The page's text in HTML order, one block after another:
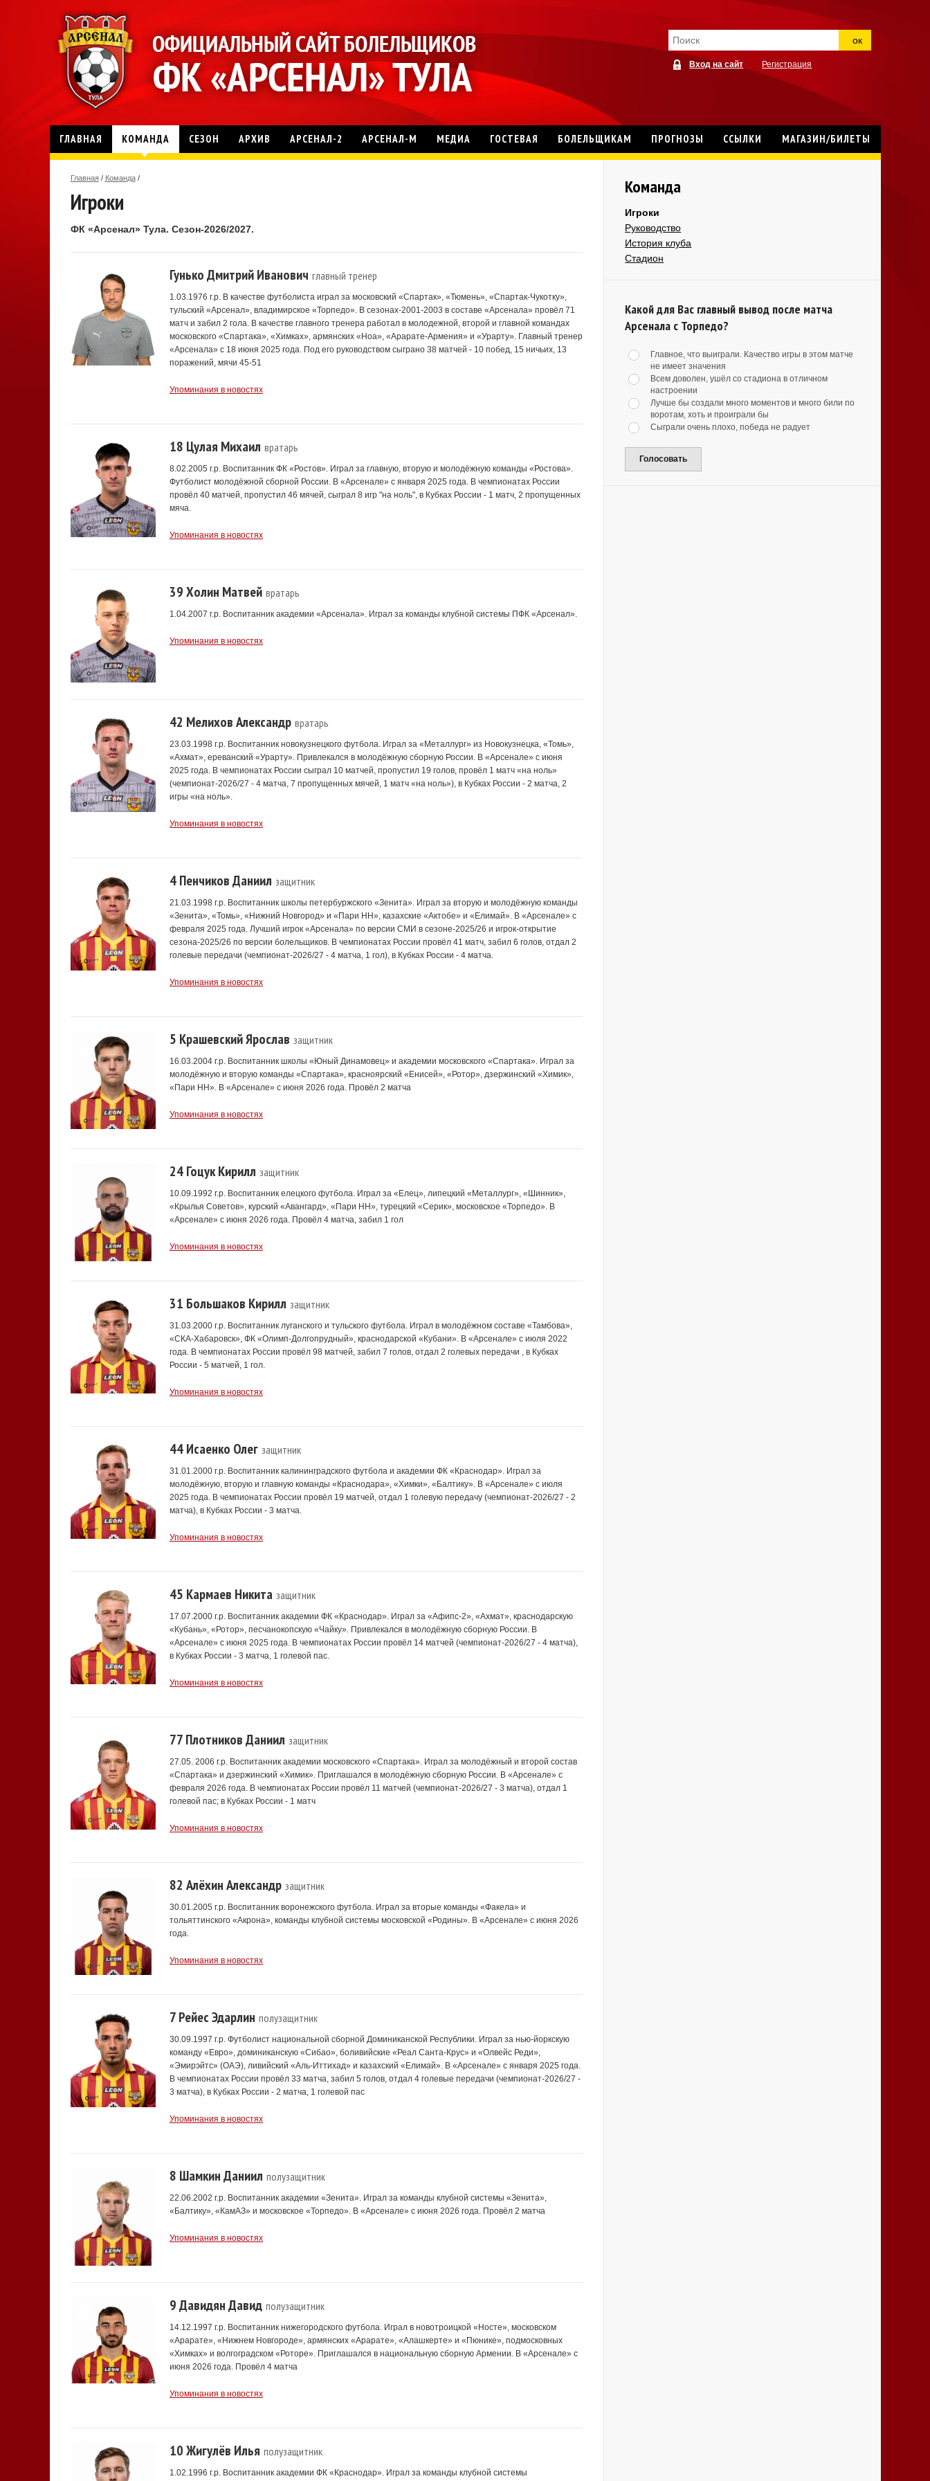
ок
Вход на сайт Регистрация
ГЛАВНАЯ КОМАНДА СЕЗОН АРХИВ АРСЕНАЛ-2 АРСЕНАЛ-М МЕДИА ГОСТЕВАЯ БОЛЕЛЬЩИКАМ ПРОГНОЗЫ ССЫЛКИ МАГАЗИН/БИЛЕТЫ
Главная / Команда /
Игроки
ФК «Арсенал» Тула. Сезон-2026/2027.
Гунько Дмитрий Иванович главный тренер
1.03.1976 г.р. В качестве футболиста играл за московский «Спартак», «Тюмень», «Спартак-Чукотку»,
тульский «Арсенал», владимирское «Торпедо». В сезонах-2001-2003 в составе «Арсенала» провёл 71
матч и забил 2 гола. В качестве главного тренера работал в молодежной, второй и главной командах
московского «Спартака», «Химках», армянских «Ноа», «Арарате-Армения» и «Урарту». Главный тренер
«Арсенала» с 18 июня 2025 года. Под его руководством сыграно 38 матчей - 10 побед, 15 ничьих, 13
поражений, мячи 45-51
Упоминания в новостях
18 Цулая Михаил вратарь
8.02.2005 г.р. Воспитанник ФК «Ростов». Играл за главную, вторую и молодёжную команды «Ростова».
Футболист молодёжной сборной России. В «Арсенале» с января 2025 года. В чемпионатах России
провёл 40 матчей, пропустил 46 мячей, сыграл 8 игр "на ноль", в Кубках России - 1 матч, 2 пропущенных
мяча.
Упоминания в новостях
39 Холин Матвей вратарь
1.04.2007 г.р. Воспитанник академии «Арсенала». Играл за команды клубной системы ПФК «Арсенал».
Упоминания в новостях
42 Мелихов Александр вратарь
23.03.1998 г.р. Воспитанник новокузнецкого футбола. Играл за «Металлург» из Новокузнецка, «Томь»,
«Ахмат», ереванский «Урарту». Привлекался в молодёжную сборную России. В «Арсенале» с июня
2025 года. В чемпионатах России сыграл 10 матчей, пропустил 19 голов, провёл 1 матч «на ноль»
(чемпионат-2026/27 - 4 матча, 7 пропущенных мячей, 1 матч «на ноль»), в Кубках России - 2 матча, 2
игры «на ноль».
Упоминания в новостях
4 Пенчиков Даниил защитник
21.03.1998 г.р. Воспитанник школы петербуржского «Зенита». Играл за вторую и молодёжную команды
«Зенита», «Томь», «Нижний Новгород» и «Пари НН», казахские «Актобе» и «Елимай». В «Арсенале» с
февраля 2025 года. Лучший игрок «Арсенала» по версии СМИ в сезоне-2025/26 и игрок-открытие
сезона-2025/26 по версии болельщиков. В чемпионатах России провёл 41 матч, забил 6 голов, отдал 2
голевые передачи (чемпионат-2026/27 - 4 матча, 1 гол), в Кубках России - 4 матча.
Упоминания в новостях
5 Крашевский Ярослав защитник
16.03.2004 г.р. Воспитанник школы «Юный Динамовец» и академии московского «Спартака». Играл за
молодёжную и вторую команды «Спартака», красноярский «Енисей», «Ротор», дзержинский «Химик»,
«Пари НН». В «Арсенале» с июня 2026 года. Провёл 2 матча
Упоминания в новостях
24 Гоцук Кирилл защитник
10.09.1992 г.р. Воспитанник елецкого футбола. Играл за «Елец», липецкий «Металлург», «Шинник»,
«Крылья Советов», курский «Авангард», «Пари НН», турецкий «Серик», московское «Торпедо». В
«Арсенале» с июня 2026 года. Провёл 4 матча, забил 1 гол
Упоминания в новостях
31 Большаков Кирилл защитник
31.03.2000 г.р. Воспитанник луганского и тульского футбола. Играл в молодёжном составе «Тамбова»,
«СКА-Хабаровск», ФК «Олимп-Долгопрудный», краснодарской «Кубани». В «Арсенале» с июля 2022
года. В чемпионатах России провёл 98 матчей, забил 7 голов, отдал 2 голевых передачи , в Кубках
России - 5 матчей, 1 гол.
Упоминания в новостях
44 Исаенко Олег защитник
31.01.2000 г.р. Воспитанник калининградского футбола и академии ФК «Краснодар». Играл за
молодёжную, вторую и главную команды «Краснодара», «Химки», «Балтику». В «Арсенале» с июля
2025 года. В чемпионатах России провёл 19 матчей, отдал 1 голевую передачу (чемпионат-2026/27 - 2
матча), в Кубках России - 3 матча.
Упоминания в новостях
45 Кармаев Никита защитник
17.07.2000 г.р. Воспитанник академии ФК «Краснодар». Играл за «Афипс-2», «Ахмат», краснодарскую
«Кубань», «Ротор», песчанокопскую «Чайку». Привлекался в молодёжную сборную России. В
«Арсенале» с июня 2025 года. В чемпионатах России провёл 14 матчей (чемпионат-2026/27 - 4 матча),
в Кубках России - 3 матча, 1 голевой пас.
Упоминания в новостях
77 Плотников Даниил защитник
27.05. 2006 г.р. Воспитанник академии московского «Спартака». Играл за молодёжный и второй состав
«Спартака» и дзержинский «Химик». Приглашался в молодёжную сборную России. В «Арсенале» с
февраля 2026 года. В чемпионатах России провёл 11 матчей (чемпионат-2026/27 - 3 матча), отдал 1
голевой пас; в Кубках России - 1 матч
Упоминания в новостях
82 Алёхин Александр защитник
30.01.2005 г.р. Воспитанник воронежского футбола. Играл за вторые команды «Факела» и
тольяттинского «Акрона», команды клубной системы московской «Родины». В «Арсенале» с июня 2026
года.
Упоминания в новостях
7 Рейес Эдарлин полузащитник
30.09.1997 г.р. Футболист национальной сборной Доминиканской Республики. Играл за нью-йоркскую
команду «Евро», доминиканскую «Сибао», боливийские «Реал Санта-Крус» и «Олвейс Реди»,
«Эмирэйтс» (ОАЭ), ливийский «Аль-Иттихад» и казахский «Елимай». В «Арсенале» с января 2025 года.
В чемпионатах России провёл 33 матча, забил 5 голов, отдал 4 голевые передачи (чемпионат-2026/27 -
3 матча), в Кубках России - 2 матча, 1 голевой пас
Упоминания в новостях
8 Шамкин Даниил полузащитник
22.06.2002 г.р. Воспитанник академии «Зенита». Играл за команды клубной системы «Зенита»,
«Балтику», «КамАЗ» и московское «Торпедо». В «Арсенале» с июня 2026 года. Провёл 2 матча
Упоминания в новостях
9 Давидян Давид полузащитник
14.12.1997 г.р. Воспитанник нижегородского футбола. Играл в новотроицкой «Носте», московском
«Арарате», «Нижнем Новгороде», армянских «Арарате», «Алашкерте» и «Пюнике», подмосковных
«Химках» и волгоградском «Роторе». Приглашался в национальную сборную Армении. В «Арсенале» с
июня 2026 года. Провёл 4 матча
Упоминания в новостях
10 Жигулёв Илья полузащитник
1.02.1996 г.р. Воспитанник академии ФК «Краснодар». Играл за команды клубной системы
Команда
Игроки
Руководство
История клуба
Стадион
Какой для Вас главный вывод после матча
Арсенала с Торпедо?
Главное, что выиграли. Качество игры в этом матче
не имеет значения
Всем доволен, ушёл со стадиона в отличном
настроении
Лучше бы создали много моментов и много били по
воротам, хоть и проиграли бы
Сыграли очень плохо, победа не радует
Голосовать